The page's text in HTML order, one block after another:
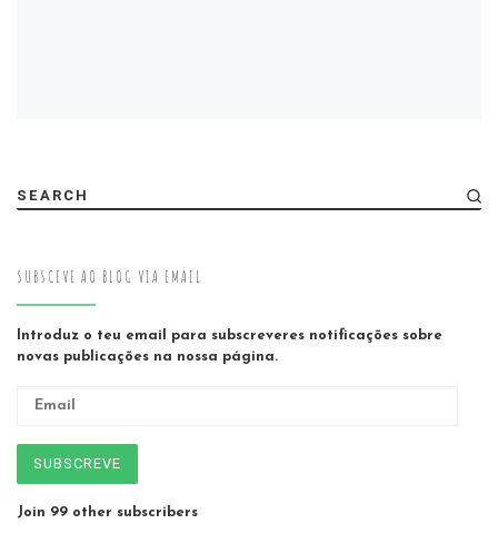
SEARCH
SUBSCEVE AO BLOG VIA EMAIL
Introduz o teu email para subscreveres notificações sobre
novas publicações na nossa página.
SUBSCREVE
Join 99 other subscribers